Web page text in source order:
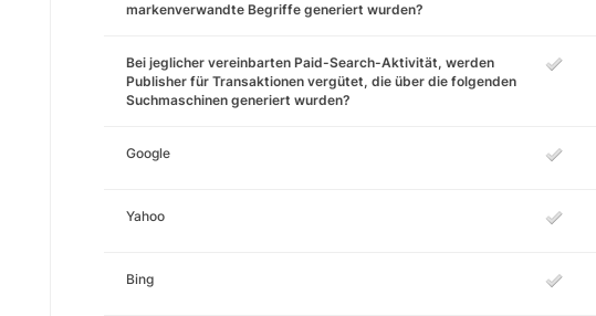
markenverwandte Begriffe generiert wurden?
Bei jeglicher vereinbarten Paid-Search-Aktivität, werden
Publisher für Transaktionen vergütet, die über die folgenden
Suchmaschinen generiert wurden?
Google
Yahoo
Bing